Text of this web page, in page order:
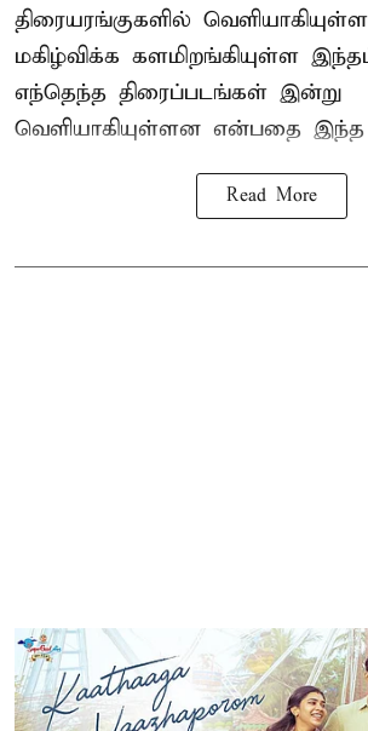
திரையரங்குகளில்
மகிழ்விக்க களமிறங்கியுள்ள
எந்தெந்த திரைப்படங்கள் இன்று
வெளியாகியுள்ளன என்பதை இந்த
Read More